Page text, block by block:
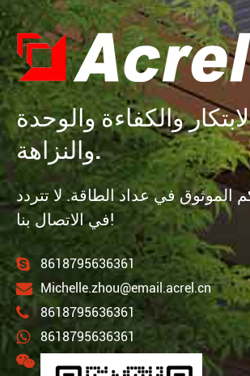
والكفاءة والوحدة
والنزاهة.
الموثوق في عداد الطاقة. لا تتردد
في الاتصال بنا!
8618795636361
Michelle.zhou@email.acrel.cn
8618795636361
8618795636361